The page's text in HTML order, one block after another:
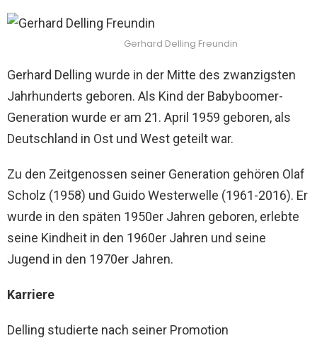
Gerhard Delling Freundin
Gerhard Delling wurde in der Mitte des zwanzigsten
Jahrhunderts geboren. Als Kind der Babyboomer-
Generation wurde er am 21. April 1959 geboren, als
Deutschland in Ost und West geteilt war.
Zu den Zeitgenossen seiner Generation gehören Olaf
Scholz (1958) und Guido Westerwelle (1961-2016). Er
wurde in den späten 1950er Jahren geboren, erlebte
seine Kindheit in den 1960er Jahren und seine
Jugend in den 1970er Jahren.
Karriere
Delling studierte nach seiner Promotion